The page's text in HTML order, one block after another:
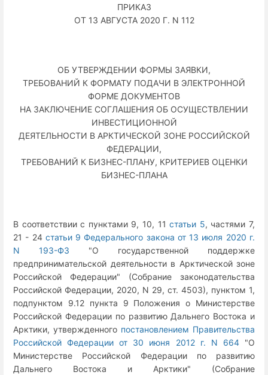
ПРИКАЗ
ОТ 13 АВГУСТА 2020 Г. N 112
ОБ УТВЕРЖДЕНИИ ФОРМЫ ЗАЯВКИ,
ТРЕБОВАНИЙ К ФОРМАТУ ПОДАЧИ В ЭЛЕКТРОННОЙ
ФОРМЕ ДОКУМЕНТОВ
НА ЗАКЛЮЧЕНИЕ СОГЛАШЕНИЯ ОБ ОСУЩЕСТВЛЕНИИ
ИНВЕСТИЦИОННОЙ
ДЕЯТЕЛЬНОСТИ В АРКТИЧЕСКОЙ ЗОНЕ РОССИЙСКОЙ
ФЕДЕРАЦИИ,
ТРЕБОВАНИЙ К БИЗНЕС-ПЛАНУ, КРИТЕРИЕВ ОЦЕНКИ
БИЗНЕС-ПЛАНА
В соответствии с пунктами 9, 10, 11статьи 5, частями 7,
21 - 24 статьи 9 Федерального закона от 13 июля 2020 г.
N 193-ФЗ "О государственной поддержке
предпринимательской деятельности в Арктической зоне
Российской Федерации" (Собрание законодательства
Российской Федерации, 2020, N 29, ст. 4503), пунктом 1,
подпунктом 9.12 пункта 9 Положения о Министерстве
Российской Федерации по развитию Дальнего Востока и
Арктики, утвержденного постановлением Правительства
Российской Федерации от 30 июня 2012 г. N 664"О
Министерстве Российской Федерации по развитию
Дальнего Востока и Арктики" (Собрание